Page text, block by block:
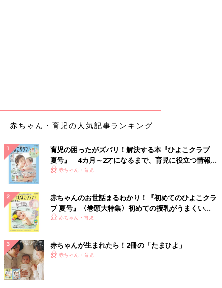
赤ちゃん・育児の人気記事ランキング
育児の困ったがズバリ！解決する本『ひよこクラブ
夏号』 4カ月～2才になるまで、育児に役立つ情報が
いっぱい！
赤ちゃん・育児
赤ちゃんのお世話まるわかり！『初めてのひよこクラ
ブ 夏号』〈巻頭大特集〉初めての授乳がうまくい
く！ おっぱい・ミルクの基本と夏のトラブル 解決テ
赤ちゃん・育児
赤ちゃんが生まれたら！2冊の「たまひよ」
赤ちゃん・育児